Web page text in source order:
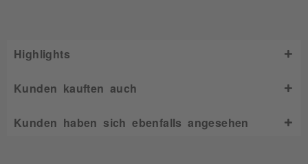
Highlights
Kunden kauften auch
Kunden haben sich ebenfalls angesehen